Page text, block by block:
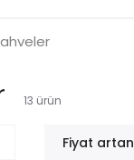
13 ürün
Fiyat artan